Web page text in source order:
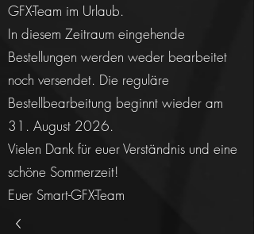
GFX-Team im Urlaub.
In diesem Zeitraum eingehende
Bestellungen werden weder bearbeitet
noch versendet. Die reguläre
Bestellbearbeitung beginnt wieder am
31. August 2026.
Vielen Dank für euer Verständnis und eine
schöne Sommerzeit!
Euer Smart-GFX-Team